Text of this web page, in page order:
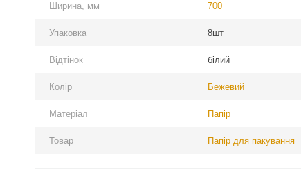
Ширина, мм 700
Упаковка 8шт
Відтінок білий
Колір Бежевий
Матеріал Папір
Товар Папір для пакування